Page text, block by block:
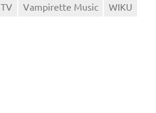
TV Vampirette Music
WIKU